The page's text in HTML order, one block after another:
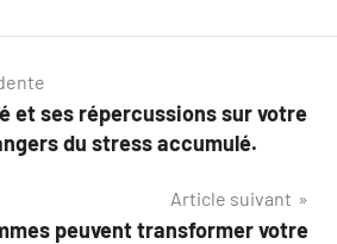
et ses répercussions sur votre
du stress accumulé.
Article suivant
peuvent transformer votre